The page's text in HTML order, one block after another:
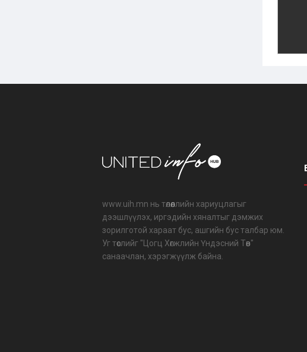
www.uih.mn нь төлөөллийн хариуцлагыг
дээшлүүлэх, иргэдийн хяналтыг дэмжих
зорилготой хараат бус, ашгийн бус талбар юм.
Уг төслийг "Цогц Хөгжлийн Үндэсний Төв"
санаачлан, хэрэгжүүлж байна.